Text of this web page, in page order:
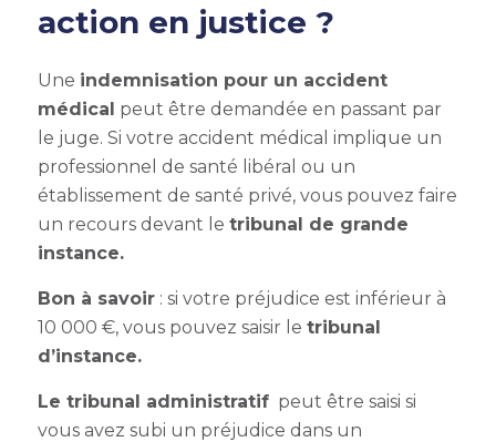
action en justice ?
Une indemnisation pour un accident
médical peut être demandée en passant par
le juge. Si votre accident médical implique un
professionnel de santé libéral ou un
établissement de santé privé, vous pouvez faire
un recours devant le tribunal de grande
instance.
Bon à savoir: si votre préjudice est inférieur à
10 000 €, vous pouvez saisir le tribunal
d’instance.
Le tribunal administratifpeut être saisi si
vous avez subi un préjudice dans un